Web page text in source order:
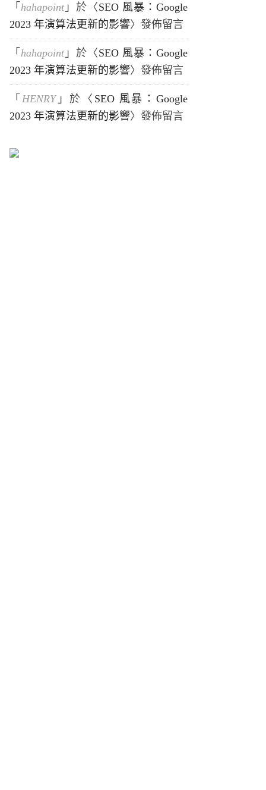
「 hahapoint 」於〈 SEO 風暴：Google
2023 年演算法更新的影響〉發佈留言
「 hahapoint 」於〈 SEO 風暴：Google
2023 年演算法更新的影響〉發佈留言
「 HENRY」於〈 SEO 風暴：Google
2023 年演算法更新的影響〉發佈留言